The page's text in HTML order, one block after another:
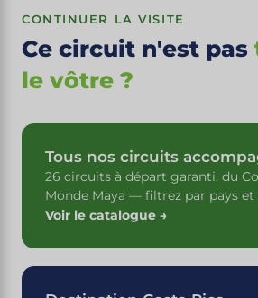
CONTINUER LA VISITE
Ce circuit n'est pas
le vôtre ?
Tous nos circuits
26 circuits à départ garanti, du
Monde Maya — filtrez par pays et
Voir le catalogue →